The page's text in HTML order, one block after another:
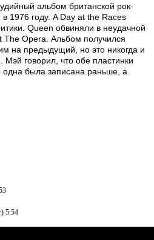
альбом британской рок-
1976 году. A Day at the Races
Queen обвиняли в неудачной
The Opera. Альбом получился
на предыдущий, но это никогда и
Мэй говорил, что обе пластинки
одна была записана раньше, а
5:54